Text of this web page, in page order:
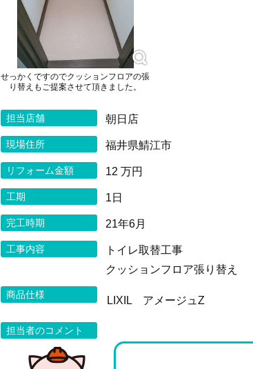
せっかくですのでクッションフロアの張
り替えもご提案させて頂きました。
担当店舗 朝日店
現場住所 福井県鯖江市
リフォーム金額 12 万円
工期 1日
完工時期 21年6月
工事内容
トイレ取替工事
クッションフロア張り替え
商品仕様 LIXIL アメージュZ
担当者のコメント